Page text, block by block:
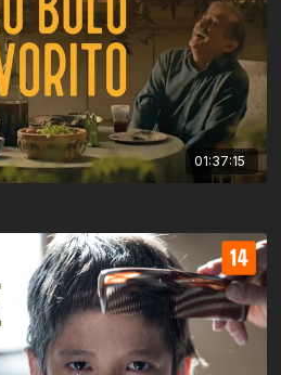
01:37:15